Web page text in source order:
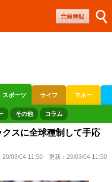
スポーツ ライフ マネー
その他 コラム
スに全球種制して手応
20/03/04 11:50 更新： 20/03/04 11:50